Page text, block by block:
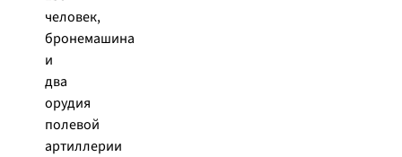
человек,
бронемашина
и
два
орудия
полевой
артиллерии